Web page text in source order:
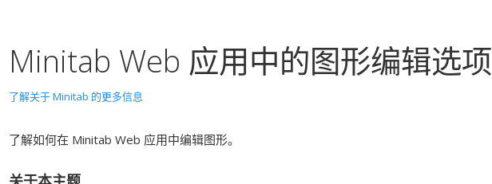
Minitab Web 应用中的图形编辑选项
了解关于 Minitab 的更多信息
了解如何在 Minitab Web 应用中编辑图形。